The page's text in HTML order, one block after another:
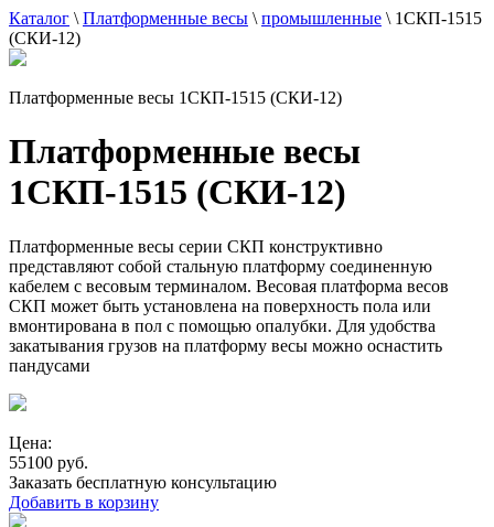
Каталог \ Платформенные весы \ промышленные \ 1СКП-1515
(СКИ-12)
Платформенные весы 1СКП-1515 (СКИ-12)
Платформенные весы
1СКП-1515 (СКИ-12)
Платформенные весы серии СКП конструктивно
представляют собой стальную платформу соединенную
кабелем с весовым терминалом. Весовая платформа весов
СКП может быть установлена на поверхность пола или
вмонтирована в пол с помощью опалубки. Для удобства
закатывания грузов на платформу весы можно оснастить
пандусами
Цена:
55100 руб.
Заказать бесплатную консультацию
Добавить в корзину